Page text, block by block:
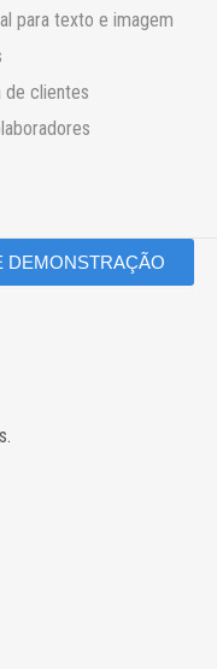
para texto e imagem
de clientes
DEMONSTRAÇÃO